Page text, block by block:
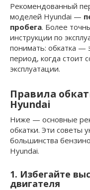
Рекомендованный
моделей Hyundai —
пробега. Более
инструкции по
понимать: обкатка —
период, когда стоит
эксплуатации.
Правила
Hyundai
Ниже — основные
обкатки. Эти советы
большинства
Hyundai.
1. Избегайте
двигателя